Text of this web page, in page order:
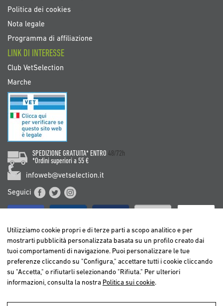
Politica dei cookies
Nota legale
Programma di affiliazione
LINK DI INTERESSE
Club VetSelection
Marche
SPEDIZIONE GRATUITA* ENTRO 48/72h
*Ordini superiori a 55 €
infoweb@vetselection.it
Seguici
BELGIË / BELGIQUE
DEUTSCHLAND
ESPAÑA
Utilizziamo cookie propri e di terze parti a scopo analitico e per
mostrarti pubblicità personalizzata basata su un profilo creato dai
tuoi comportamenti di navigazione. Puoi personalizzare le tue
preferenze cliccando su "Configura," accettare tutti i cookie cliccando
su "Accetta," o rifiutarli selezionando "Rifiuta." Per ulteriori
informazioni, consulta la nostra Politica sui cookie.